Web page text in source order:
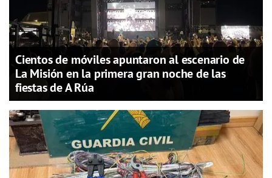
Cientos de móviles apuntaron al escenario de
La Misión en la primera gran noche de las
fiestas de A Rúa